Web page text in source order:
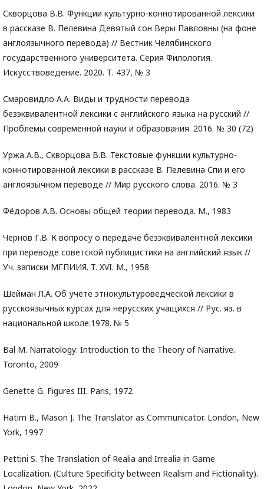
Скворцова В.В. Функции культурно-коннотированной лексики
в рассказе В. Пелевина Девятый сон Веры Павловны (на фоне
англоязычного перевода) // Вестник Челябинского
государственного университета. Серия Филология.
Искусствоведение. 2020. Т. 437, № 3
Смаровидло А.А. Виды и трудности перевода
безэквивалентной лексики с английского языка на русский //
Проблемы современной науки и образования. 2016. № 30 (72)
Уржа А.В., Скворцова В.В. Текстовые функции культурно-
коннотированной лексики в рассказе В. Пелевина Спи и его
англоязычном переводе // Мир русского слова. 2016. № 3
Фёдоров А.В. Основы общей теории перевода. М., 1983
Чернов Г.В. К вопросу о передаче безэквивалентной лексики
при переводе советской публицистики на английский язык //
Уч. записки МГПИИЯ. T. XVI. М., 1958
Шейман Л.А. Об учёте этнокультуроведческой лексики в
русскоязычных курсах для нерусских учащихся // Рус. яз. в
национальной школе.1978. № 5
Bal M. Narratology: Introduction to the Theory of Narrative.
Toronto, 2009
Genette G. Figures III. Paris, 1972
Hatim B., Mason J. The Translator as Communicator. London, New
York, 1997
Pettini S. The Translation of Realia and Irrealia in Game
Localization. (Culture Specificity between Realism and Fictionality).